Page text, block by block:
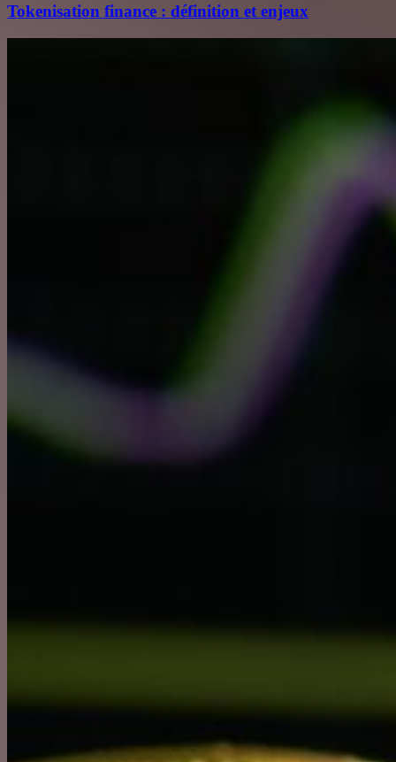
Tokenisation finance : définition et enjeux